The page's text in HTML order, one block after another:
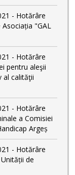
- Hotărâre
"GAL
- Hotărâre
pentru aleşii
al calităţii
- Hotărâre
a Comisiei
Argeș
- Hotărâre
de